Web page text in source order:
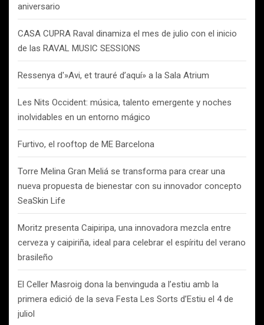
aniversario
CASA CUPRA Raval dinamiza el mes de julio con el inicio
de las RAVAL MUSIC SESSIONS
Ressenya d'»Avi, et trauré d’aquí» a la Sala Atrium
Les Nits Occident: música, talento emergente y noches
inolvidables en un entorno mágico
Furtivo, el rooftop de ME Barcelona
Torre Melina Gran Meliá se transforma para crear una
nueva propuesta de bienestar con su innovador concepto
SeaSkin Life
Moritz presenta Caipiripa, una innovadora mezcla entre
cerveza y caipiriña, ideal para celebrar el espíritu del verano
brasileño
El Celler Masroig dona la benvinguda a l’estiu amb la
primera edició de la seva Festa Les Sorts d’Estiu el 4 de
juliol